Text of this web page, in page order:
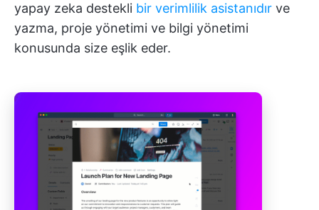
yapay zeka destekli bir verimlilik asistanıdır ve
yazma, proje yönetimi ve bilgi yönetimi
konusunda size eşlik eder.